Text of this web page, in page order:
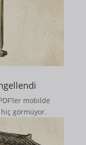
mobilde
hiç görmüyor.